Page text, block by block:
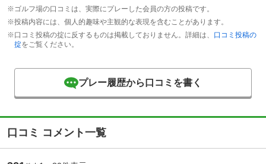
※ゴルフ場の口コミは、実際にプレーした会員の方の投稿です。
※投稿内容には、個人的趣味や主観的な表現を含むことがあります。
※口コミ投稿の掟に反するものは掲載しておりません。詳細は、 口コミ投稿の
掟をご覧ください。
プレー履歴から口コミを書く
口コミ コメント一覧